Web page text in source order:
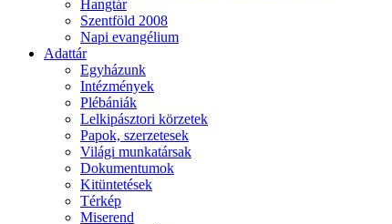
Hangtár
Szentföld 2008
Napi evangélium
Adattár
Egyházunk
Intézmények
Plébániák
Lelkipásztori körzetek
Papok, szerzetesek
Világi munkatársak
Dokumentumok
Kitüntetések
Térkép
Miserend